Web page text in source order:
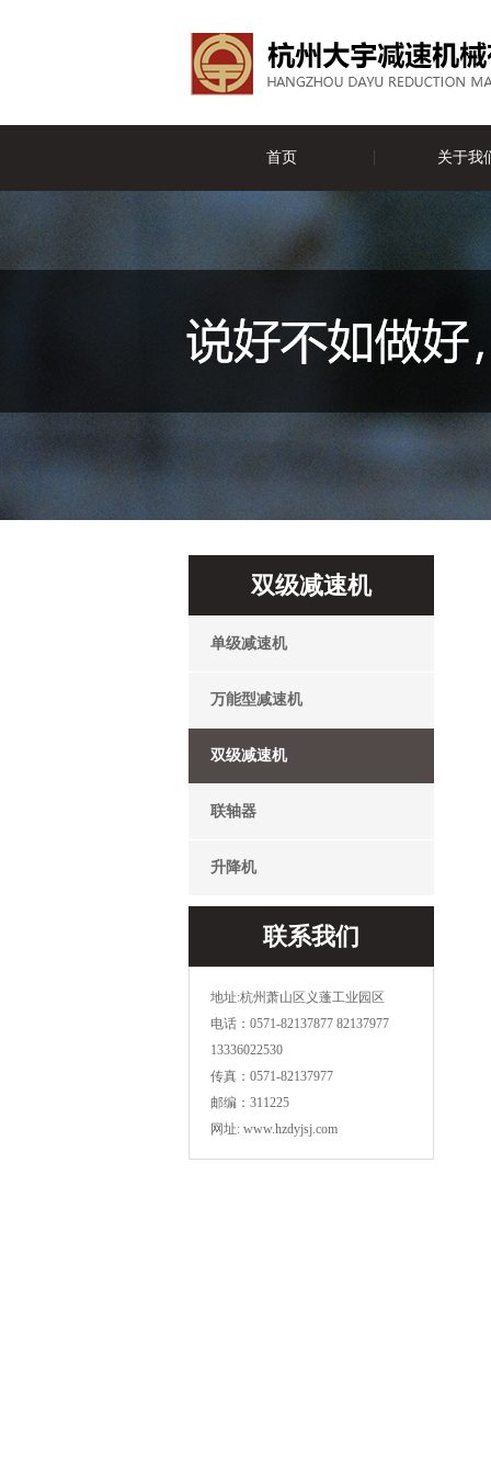
首页 关于我
双级减速机
单级减速机
万能型减速机
双级减速机
联轴器
升降机
联系我们
地址:杭州萧山区义蓬工业园区
电话：0571-82137877 82137977
13336022530
传真：0571-82137977
邮编：311225
网址: www.hzdyjsj.com